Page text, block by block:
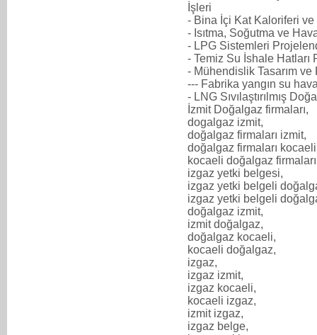
İşleri
- Bina İçi Kat Kaloriferi ve
- Isıtma, Soğutma ve
- LPG Sistemleri
- Temiz Su İshale Hatları
- Mühendislik Tasarım ve
--- Fabrika yangın su
- LNG Sıvılaştırılmış
İzmit Doğalgaz firmaları,
dogalgaz izmit,
doğalgaz firmaları izmit,
doğalgaz firmaları
kocaeli doğalgaz
izgaz yetki belgesi,
izgaz yetki belgeli
izgaz yetki belgeli
doğalgaz izmit,
izmit doğalgaz,
doğalgaz kocaeli,
kocaeli doğalgaz,
izgaz,
izgaz izmit,
izgaz kocaeli,
kocaeli izgaz,
izmit izgaz,
izgaz belge,